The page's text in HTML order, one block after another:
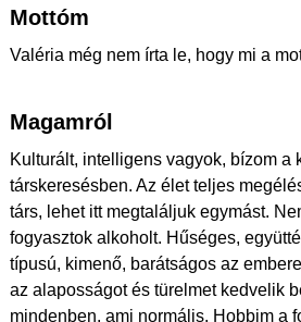
Mottóm
Valéria még nem írta le, hogy mi a
Magamról
Kulturált, intelligens vagyok, bízom a
társkeresésben. Az élet teljes
társ, lehet itt megtaláljuk egymást.
fogyasztok alkoholt. Hűséges,
típusú, kimenő, barátságos az
az alaposságot és türelmet kedvelik
mindenben, ami normális. Hobbim a